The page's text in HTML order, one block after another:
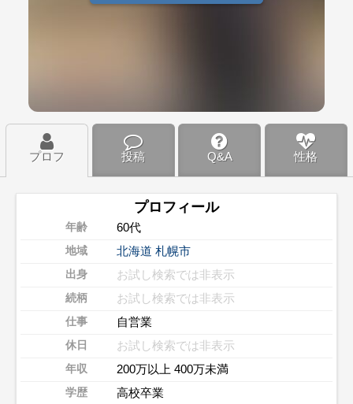
プロフ 投稿 Q&A 性格
プロフィール
年齢 60代
地域 北海道 札幌市
出身 お試し検索では非表示
続柄 お試し検索では非表示
仕事 自営業
休日 お試し検索では非表示
年収 200万以上 400万未満
学歴 高校卒業